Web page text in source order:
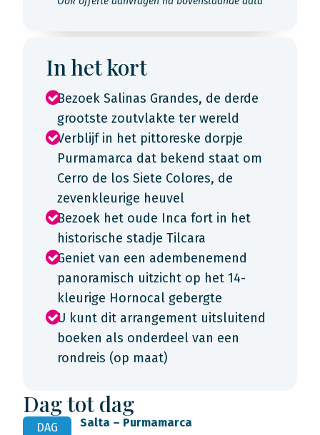
In het kort
Bezoek Salinas Grandes, de derde
grootste zoutvlakte ter wereld
Verblijf in het pittoreske dorpje
Purmamarca dat bekend staat om
Cerro de los Siete Colores, de
zevenkleurige heuvel
Bezoek het oude Inca fort in het
historische stadje Tilcara
Geniet van een adembenemend
panoramisch uitzicht op het 14-
kleurige Hornocal gebergte
U kunt dit arrangement uitsluitend
boeken als onderdeel van een
rondreis (op maat)
Dag tot dag
DAG
Salta – Purmamarca